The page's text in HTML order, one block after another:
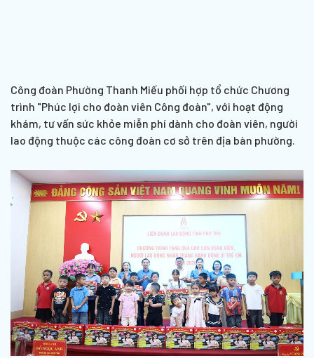
Công đoàn Phường Thanh Miếu phối hợp tổ chức Chương
trình "Phúc lợi cho đoàn viên Công đoàn", với hoạt động
khám, tư vấn sức khỏe miễn phí dành cho đoàn viên, người
lao động thuộc các công đoàn cơ sở trên địa bàn phường.